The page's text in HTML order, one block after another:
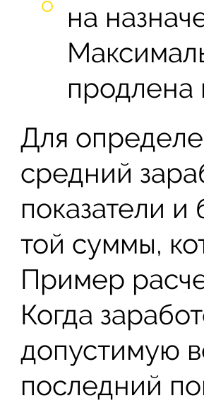
на
продлена
Для
средний
показатели
той суммы,
Пример
Когда
допустимую
последний